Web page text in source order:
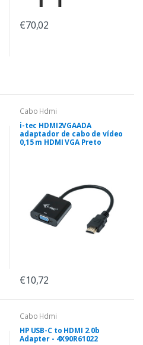
€70,02
Cabo Hdmi
i-tec HDMI2VGAADA
adaptador de cabo de vídeo
0,15 m HDMI VGA Preto
€10,72
Cabo Hdmi
HP USB-C to HDMI 2.0b
Adapter - 4X90R61022